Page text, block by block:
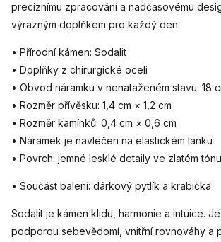
preciznímu zpracování a nadčasovému
výrazným doplňkem pro každý den.
• Přírodní kámen: Sodalit
• Doplňky z chirurgické oceli
• Obvod náramku v nenataženém stavu: 18
• Rozměr přívěsku: 1,4 cm × 1,2 cm
• Rozměr kamínků: 0,4 cm × 0,6 cm
• Náramek je navlečen na elastickém lanku
• Povrch: jemné lesklé detaily ve zlatém tónu
• Součást balení: dárkový pytlík a krabička
Sodalit je kámen klidu, harmonie a intuice.
podporou sebevědomí, vnitřní rovnováhy a